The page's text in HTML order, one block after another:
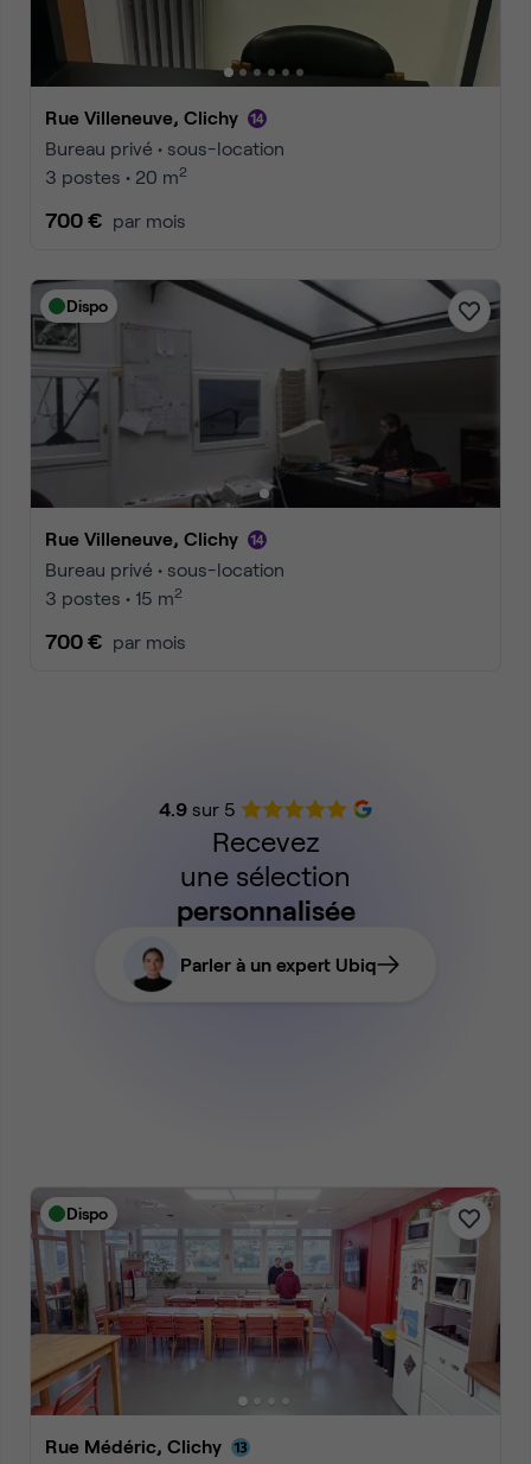
Rue Villeneuve, Clichy
Bureau privé • sous-location
3 postes • 20 m2
700 € par mois
Dispo
Rue Villeneuve, Clichy
Bureau privé • sous-location
3 postes • 15 m2
700 € par mois
4.9sur 5
Recevez
une sélection
personnalisée
Parler à un expert Ubiq
Dispo
Rue Médéric, Clichy